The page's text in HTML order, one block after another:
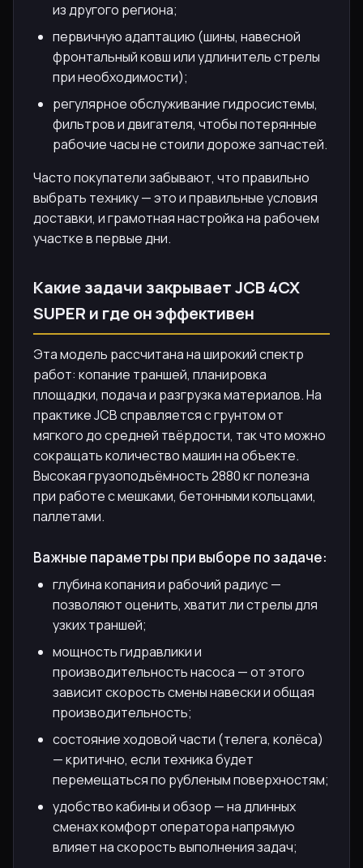
из другого региона;
первичную адаптацию (шины, навесной
фронтальный ковш или удлинитель стрелы
при необходимости);
регулярное обслуживание гидросистемы,
фильтров и двигателя, чтобы потерянные
рабочие часы не стоили дороже запчастей.
Часто покупатели забывают, что правильно
выбрать технику — это и правильные условия
доставки, и грамотная настройка на рабочем
участке в первые дни.
Какие задачи закрывает JCB 4CX
SUPER и где он эффективен
Эта модель рассчитана на широкий спектр
работ: копание траншей, планировка
площадки, подача и разгрузка материалов. На
практике JCB справляется с грунтом от
мягкого до средней твёрдости, так что можно
сокращать количество машин на объекте.
Высокая грузоподъёмность 2880 кг полезна
при работе с мешками, бетонными кольцами,
паллетами.
Важные параметры при выборе по задаче:
глубина копания и рабочий радиус —
позволяют оценить, хватит ли стрелы для
узких траншей;
мощность гидравлики и
производительность насоса — от этого
зависит скорость смены навески и общая
производительность;
состояние ходовой части (телега, колёса)
— критично, если техника будет
перемещаться по рубленым поверхностям;
удобство кабины и обзор — на длинных
сменах комфорт оператора напрямую
влияет на скорость выполнения задач;